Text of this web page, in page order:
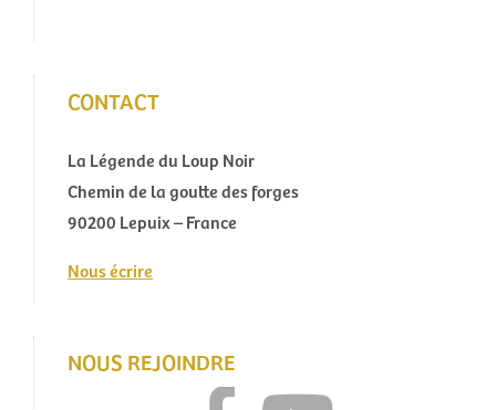
CONTACT
La Légende du Loup Noir
Chemin de la goutte des forges
90200 Lepuix – France
Nous écrire
NOUS REJOINDRE